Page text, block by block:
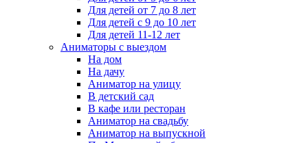
Для детей от 7 до 8 лет
Для детей с 9 до 10 лет
Для детей 11-12 лет
Аниматоры с выездом
На дом
На дачу
Аниматор на улицу
В детский сад
В кафе или ресторан
Аниматор на свадьбу
Аниматор на выпускной